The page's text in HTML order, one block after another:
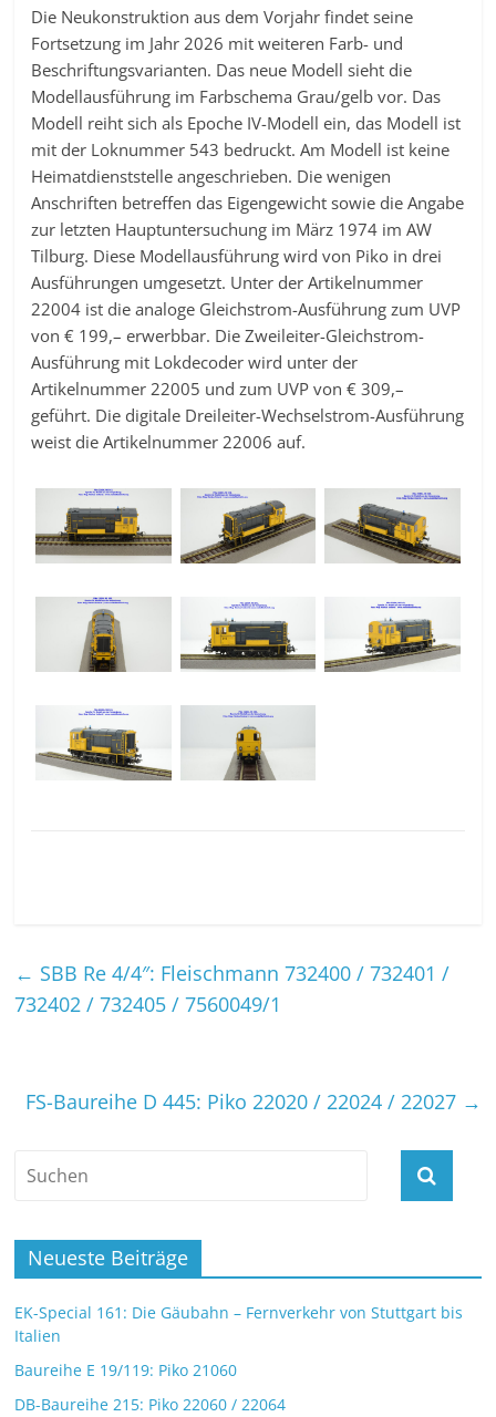
Die Neukonstruktion aus dem Vorjahr findet seine
Fortsetzung im Jahr 2026 mit weiteren Farb- und
Beschriftungsvarianten. Das neue Modell sieht die
Modellausführung im Farbschema Grau/gelb vor. Das
Modell reiht sich als Epoche IV-Modell ein, das Modell ist
mit der Loknummer 543 bedruckt. Am Modell ist keine
Heimatdienststelle angeschrieben. Die wenigen
Anschriften betreffen das Eigengewicht sowie die Angabe
zur letzten Hauptuntersuchung im März 1974 im AW
Tilburg. Diese Modellausführung wird von Piko in drei
Ausführungen umgesetzt. Unter der Artikelnummer
22004 ist die analoge Gleichstrom-Ausführung zum UVP
von € 199,– erwerbbar. Die Zweileiter-Gleichstrom-
Ausführung mit Lokdecoder wird unter der
Artikelnummer 22005 und zum UVP von € 309,–
geführt. Die digitale Dreileiter-Wechselstrom-Ausführung
weist die Artikelnummer 22006 auf.
← SBB Re 4/4″: Fleischmann 732400 / 732401 /
732402 / 732405 / 7560049/1
FS-Baureihe D 445: Piko 22020 / 22024 / 22027 →
Neueste Beiträge
EK-Special 161: Die Gäubahn – Fernverkehr von Stuttgart bis
Italien
Baureihe E 19/119: Piko 21060
DB-Baureihe 215: Piko 22060 / 22064